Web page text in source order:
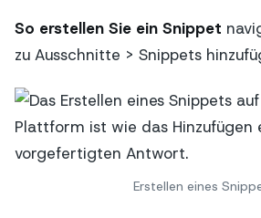
So erstellen Sie ein Snippet
zu Ausschnitte > Snippets
Erstellen eines